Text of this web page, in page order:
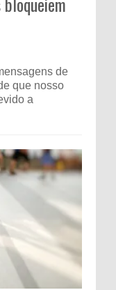
de
que nosso
a